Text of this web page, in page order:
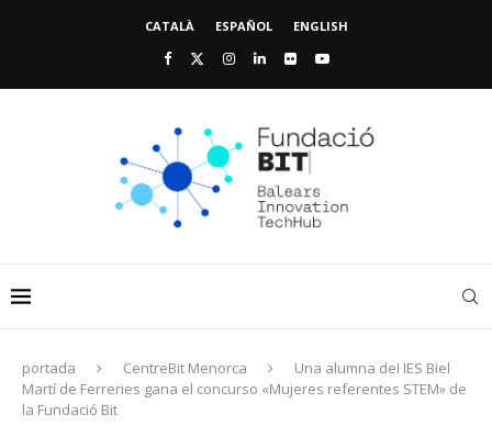
CATALÀ ESPAÑOL ENGLISH
portada CentreBit Menorca
Una alumna deI IES Biel
Martí de Ferreries gana el concurso «Mujeres referentes STEM» de
la Fundació Bit